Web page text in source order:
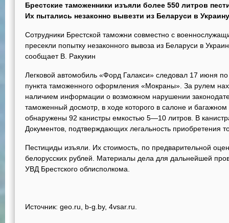
Брестские таможенники изъяли более 550 литров
Их пытались незаконно вывезти из Беларуси в Украину
Сотрудники Брестской таможни совместно с
пресекли попытку незаконного вывоза из Беларуси в
сообщает В. Ракукин
Легковой автомобиль «Форд Галакси» следовал 17 июня
пункта таможенного оформления «Мокраны». За рулем
наличием информации о возможном нарушении
таможенный досмотр, в ходе которого в салоне и
обнаружены 92 канистры емкостью 5—10 литров. В
Документов, подтверждающих легальность приобретения
Пестициды изъяли. Их стоимость, по предварительной
белорусских рублей. Материалы дела для дальнейшей
УВД Брестского облисполкома.
Источник: geo.ru, b-g.by, 4vsar.ru.